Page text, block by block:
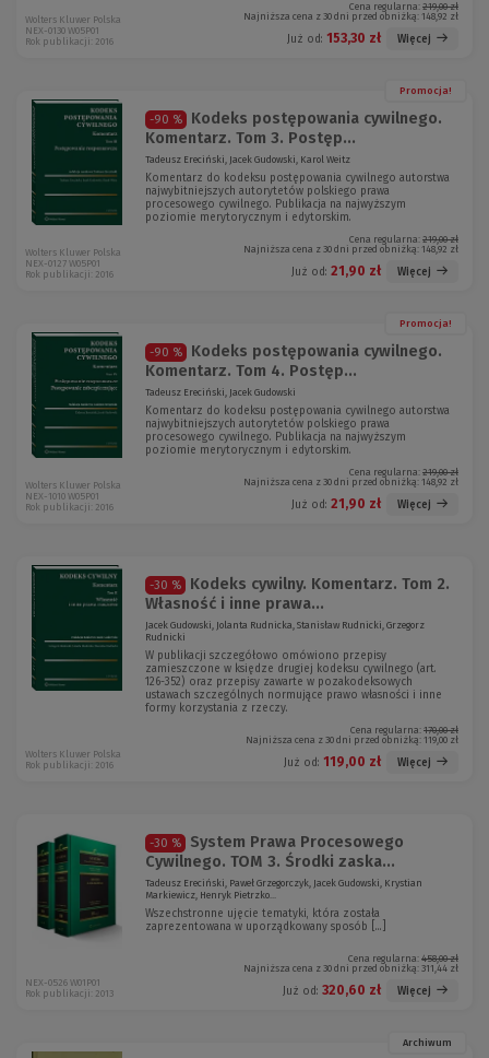
Cena regularna: 219,00 zł
Najniższa cena z 30 dni przed obniżką: 148,92 zł
Już od: 153,30 zł Więcej
Wolters Kluwer Polska
NEX-0130 W05P01
Rok publikacji: 2016
Promocja!
-90 %
Kodeks postępowania cywilnego.
Komentarz. Tom 3. Postęp...
Tadeusz Ereciński, Jacek Gudowski, Karol Weitz
Komentarz do kodeksu postępowania cywilnego autorstwa
najwybitniejszych autorytetów polskiego prawa
procesowego cywilnego. Publikacja na najwyższym
poziomie merytorycznym i edytorskim.
Cena regularna: 219,00 zł
Najniższa cena z 30 dni przed obniżką: 148,92 zł
Już od: 21,90 zł Więcej
Wolters Kluwer Polska
NEX-0127 W05P01
Rok publikacji: 2016
Promocja!
-90 %
Kodeks postępowania cywilnego.
Komentarz. Tom 4. Postęp...
Tadeusz Ereciński, Jacek Gudowski
Komentarz do kodeksu postępowania cywilnego autorstwa
najwybitniejszych autorytetów polskiego prawa
procesowego cywilnego. Publikacja na najwyższym
poziomie merytorycznym i edytorskim.
Cena regularna: 219,00 zł
Najniższa cena z 30 dni przed obniżką: 148,92 zł
Już od: 21,90 zł Więcej
Wolters Kluwer Polska
NEX-1010 W05P01
Rok publikacji: 2016
-30 %
Kodeks cywilny. Komentarz. Tom 2.
Własność i inne prawa...
Jacek Gudowski, Jolanta Rudnicka, Stanisław Rudnicki, Grzegorz
Rudnicki
W publikacji szczegółowo omówiono przepisy
zamieszczone w księdze drugiej kodeksu cywilnego (art.
126-352) oraz przepisy zawarte w pozakodeksowych
ustawach szczególnych normujące prawo własności i inne
formy korzystania z rzeczy.
Cena regularna: 170,00 zł
Najniższa cena z 30 dni przed obniżką: 119,00 zł
Już od: 119,00 zł Więcej
Wolters Kluwer Polska
Rok publikacji: 2016
-30 %
System Prawa Procesowego
Cywilnego. TOM 3. Środki zaska...
Tadeusz Ereciński, Paweł Grzegorczyk, Jacek Gudowski, Krystian
Markiewicz, Henryk Pietrzko...
Wszechstronne ujęcie tematyki, która została
zaprezentowana w uporządkowany sposób [...]
Cena regularna: 458,00 zł
Najniższa cena z 30 dni przed obniżką: 311,44 zł
Już od: 320,60 zł Więcej
NEX-0526 W01P01
Rok publikacji: 2013
Archiwum